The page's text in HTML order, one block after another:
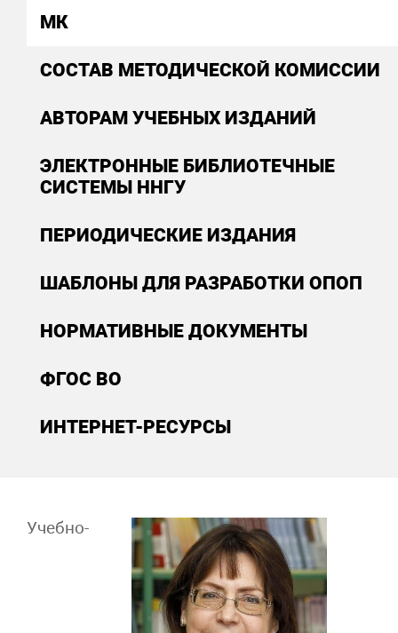
МК
СОСТАВ МЕТОДИЧЕСКОЙ КОМИССИИ
АВТОРАМ УЧЕБНЫХ ИЗДАНИЙ
ЭЛЕКТРОННЫЕ БИБЛИОТЕЧНЫЕ
СИСТЕМЫ ННГУ
ПЕРИОДИЧЕСКИЕ ИЗДАНИЯ
ШАБЛОНЫ ДЛЯ РАЗРАБОТКИ ОПОП
НОРМАТИВНЫЕ ДОКУМЕНТЫ
ФГОС ВО
ИНТЕРНЕТ-РЕСУРСЫ
Учебно-